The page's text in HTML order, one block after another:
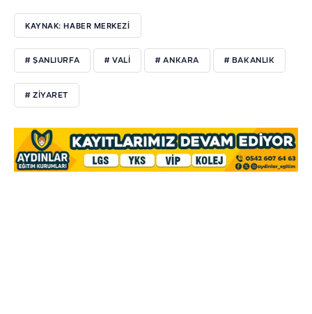
KAYNAK: HABER MERKEZİ
# ŞANLIURFA # VALİ # ANKARA # BAKANLIK
# ZİYARET